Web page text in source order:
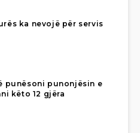
ka nevojë për servis
punësoni punonjësin e
këto 12 gjëra